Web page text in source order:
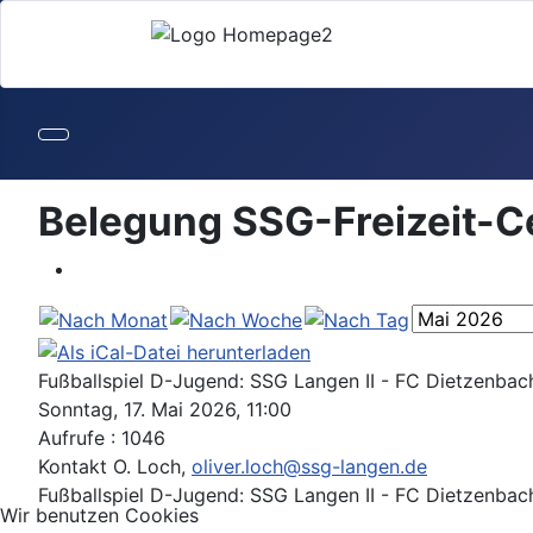
Belegung SSG-Freizeit-
Fußballspiel D-Jugend: SSG Langen II - FC
Sonntag, 17. Mai 2026, 11:00
Aufrufe : 1046
Kontakt O. Loch, oliver.loch@ssg-langen.de
Fußballspiel D-Jugend: SSG Langen II - FC
Wir benutzen Cookies